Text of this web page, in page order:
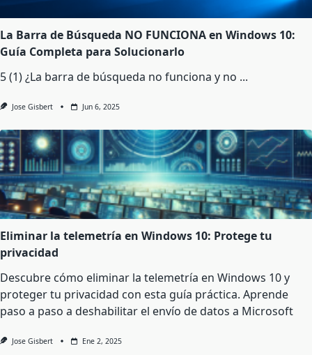
La Barra de Búsqueda NO FUNCIONA en Windows 10:
Guía Completa para Solucionarlo
5 (1) ¿La barra de búsqueda no funciona y no ...
Jose Gisbert Jun 6, 2025
Eliminar la telemetría en Windows 10: Protege tu
privacidad
Descubre cómo eliminar la telemetría en Windows 10 y
proteger tu privacidad con esta guía práctica. Aprende
paso a paso a deshabilitar el envío de datos a Microsoft
Jose Gisbert Ene 2, 2025